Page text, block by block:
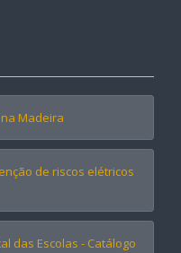
Madeira
de riscos elétricos
das Escolas - Catálogo